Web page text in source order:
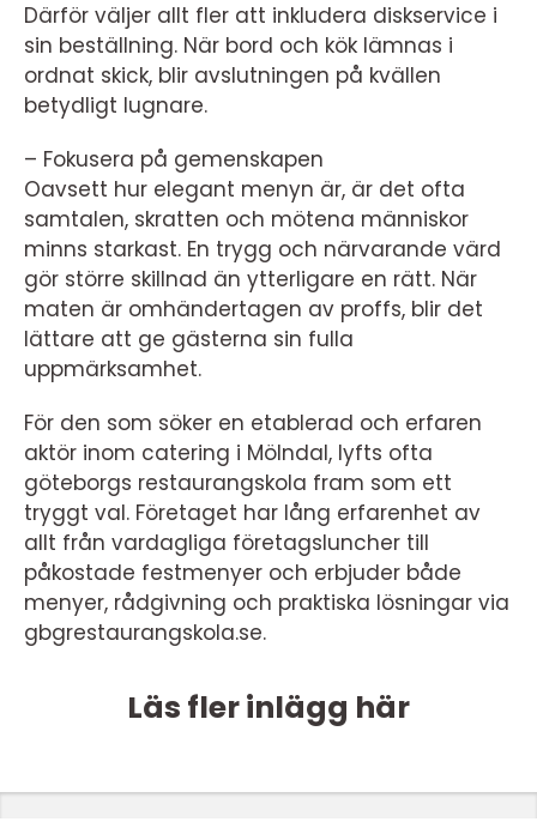
Därför väljer allt fler att inkludera diskservice i
sin beställning. När bord och kök lämnas i
ordnat skick, blir avslutningen på kvällen
betydligt lugnare.
– Fokusera på gemenskapen
Oavsett hur elegant menyn är, är det ofta
samtalen, skratten och mötena människor
minns starkast. En trygg och närvarande värd
gör större skillnad än ytterligare en rätt. När
maten är omhändertagen av proffs, blir det
lättare att ge gästerna sin fulla
uppmärksamhet.
För den som söker en etablerad och erfaren
aktör inom catering i Mölndal, lyfts ofta
göteborgs restaurangskola fram som ett
tryggt val. Företaget har lång erfarenhet av
allt från vardagliga företagsluncher till
påkostade festmenyer och erbjuder både
menyer, rådgivning och praktiska lösningar via
gbgrestaurangskola.se.
Läs fler inlägg här